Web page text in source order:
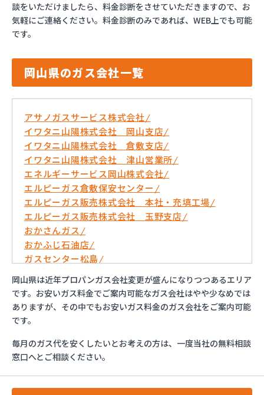
談をいただけましたら、料金診断をさせていただきますので、お
気軽にご連絡ください。料金診断のみであれば、WEB上でも可能
です。
岡山県のガス会社一覧
アサノガスサービス株式会社/
イワタニ山陽株式会社 岡山支店/
イワタニ山陽株式会社 倉敷支店/
イワタニ山陽株式会社 津山営業所/
エネルギーサービス岡山株式会社/
エルピーガス倉敷保安センター/
エルピーガス販売株式会社 本社・充填工場/
エルピーガス販売株式会社 玉野支店/
おかさんガス/
おかふじ石油店/
ガスセンター松島/
キョウリン産業株式会社/
サーンガス共和株式会社/
ダイネン株式会社 岡山営業所/
たからや石油株式会社/
ツチダ産業株式会社 本社ツチダプロパン部/
つばめガス株式会社/
ネクスト・ワン株式会社 岡山営業所/
岡山県は近年プロパンガス会社変更が盛んになりつつあるエリア
です。お安いガス料金でご案内可能なガス会社はやや少なめでは
ありますが、その中でもお安いガス料金のガス会社をご案内可能
です。
毎月のガス代を安くしたいとお考えの方は、一度当社の無料相談
窓口へとご相談ください。